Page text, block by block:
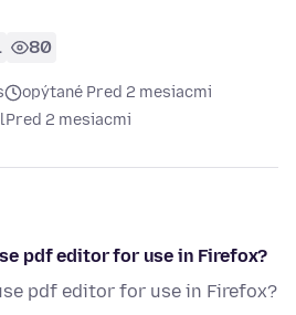
80
opýtané Pred 2 mesiacmi
Pred 2 mesiacmi
pdf editor for use in Firefox?
pdf editor for use in Firefox?